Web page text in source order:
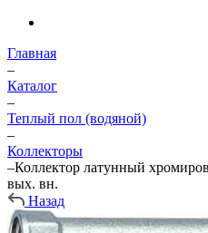
Главная
–
Каталог
–
Теплый пол (водяной)
–
Коллекторы
–Коллектор латунный
вых. вн.
Назад